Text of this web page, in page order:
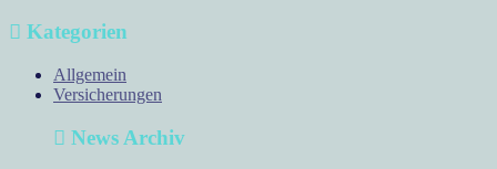
Kategorien
Allgemein
Versicherungen
News Archiv